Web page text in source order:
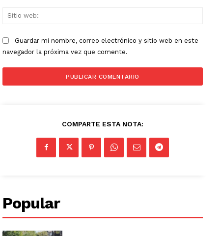
Guardar mi nombre, correo electrónico y sitio web en este
navegador la próxima vez que comente.
COMPARTE ESTA NOTA:
Popular